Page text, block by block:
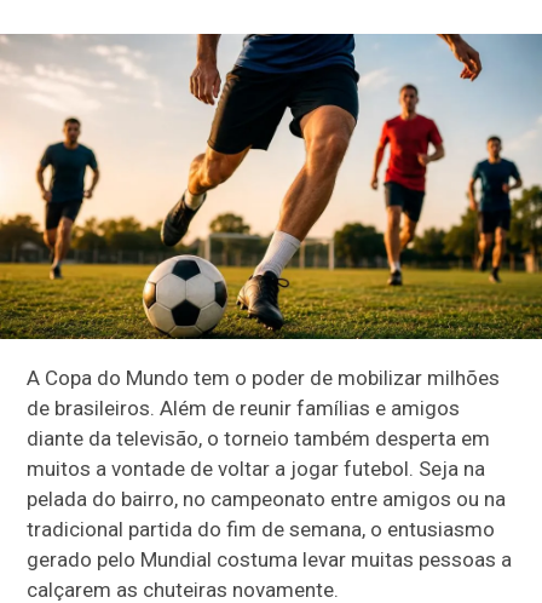
A Copa do Mundo tem o poder de mobilizar milhões
de brasileiros. Além de reunir famílias e amigos
diante da televisão, o torneio também desperta em
muitos a vontade de voltar a jogar futebol. Seja na
pelada do bairro, no campeonato entre amigos ou na
tradicional partida do fim de semana, o entusiasmo
gerado pelo Mundial costuma levar muitas pessoas a
calçarem as chuteiras novamente.